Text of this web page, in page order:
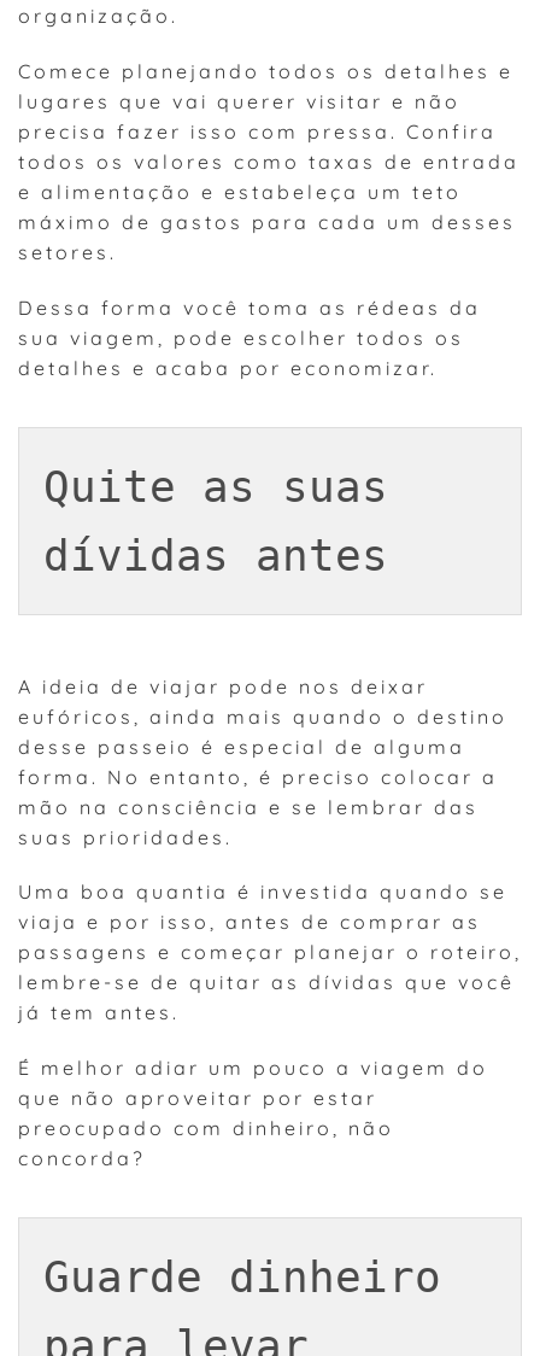
organização.
Comece planejando todos os detalhes e
lugares que vai querer visitar e não
precisa fazer isso com pressa. Confira
todos os valores como taxas de entrada
e alimentação e estabeleça um teto
máximo de gastos para cada um desses
setores.
Dessa forma você toma as rédeas da
sua viagem, pode escolher todos os
detalhes e acaba por economizar.
Quite as suas
dívidas antes
A ideia de viajar pode nos deixar
eufóricos, ainda mais quando o destino
desse passeio é especial de alguma
forma. No entanto, é preciso colocar a
mão na consciência e se lembrar das
suas prioridades.
Uma boa quantia é investida quando se
viaja e por isso, antes de comprar as
passagens e começar planejar o roteiro,
lembre-se de quitar as dívidas que você
já tem antes.
É melhor adiar um pouco a viagem do
que não aproveitar por estar
preocupado com dinheiro, não
concorda?
Guarde dinheiro
para levar